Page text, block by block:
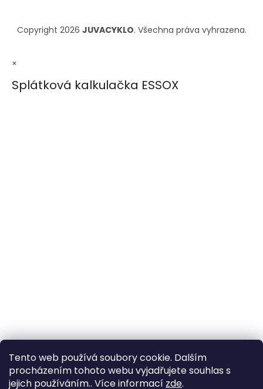
Tento web používá soubory cookie. Dalším
procházením tohoto webu vyjadřujete souhlas s
jejich používáním.. Více informací zde.
Copyright 2026 JUVACYKLO. Všechna práva vyhrazena.
×
Splátková kalkulačka ESSOX